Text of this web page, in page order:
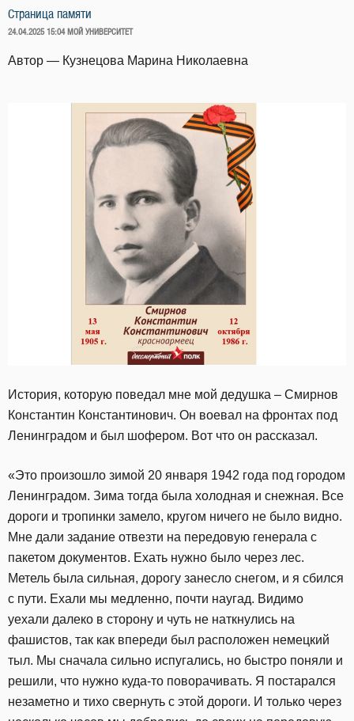
Страница памяти
ОПУБЛИКОВАНО
24.04.2025 15:04 МОЙ УНИВЕРСИТЕТ
Автор — Кузнецова Марина Николаевна
История, которую поведал мне мой дедушка – Смирнов
Константин Константинович. Он воевал на фронтах под
Ленинградом и был шофером. Вот что он рассказал.
«Это произошло зимой 20 января 1942 года под городом
Ленинградом. Зима тогда была холодная и снежная. Все
дороги и тропинки замело, кругом ничего не было видно.
Мне дали задание отвезти на передовую генерала с
пакетом документов. Ехать нужно было через лес.
Метель была сильная, дорогу занесло снегом, и я сбился
с пути. Ехали мы медленно, почти наугад. Видимо
уехали далеко в сторону и чуть не наткнулись на
фашистов, так как впереди был расположен немецкий
тыл. Мы сначала сильно испугались, но быстро поняли и
решили, что нужно куда-то поворачивать. Я постарался
незаметно и тихо свернуть с этой дороги. И только через